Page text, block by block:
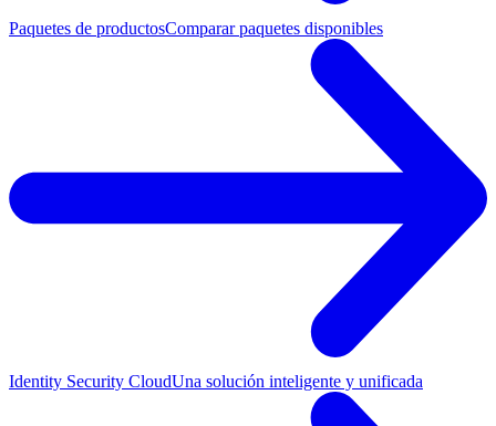
Paquetes de productosComparar paquetes disponibles
Identity Security CloudUna solución inteligente y unificada